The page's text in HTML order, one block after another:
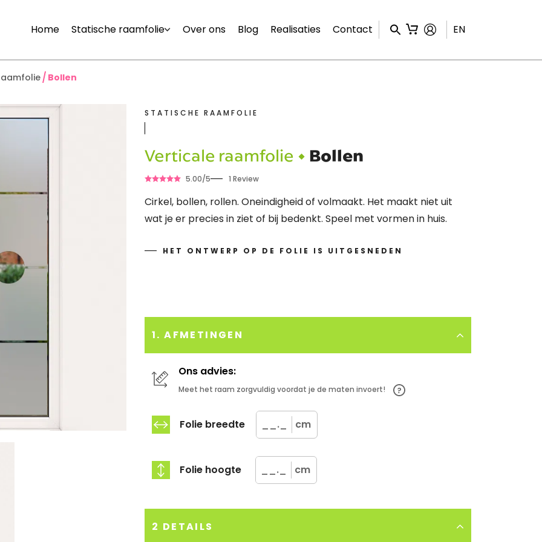
Home Statische raamfolie Over ons Blog Realisaties Contact EN
Bollen
STATISCHE RAAMFOLIE
Verticale raamfolie • Bollen
5.00/5 1 Review
Cirkel, bollen, rollen. Oneindigheid of volmaakt. Het maakt niet uit
wat je er precies in ziet of bij bedenkt. Speel met vormen in huis.
HET ONTWERP OP DE FOLIE IS UITGESNEDEN
1. AFMETINGEN
Ons advies:
Meet het raam zorgvuldig voordat je de maten invoert!
Folie breedte cm
Folie hoogte cm
2 DETAILS